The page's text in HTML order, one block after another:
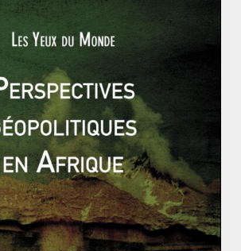
le corps électoral est réduit
néocalédoniens ». Cette
constituant le corolaire du
» en ce qu’elle transcende les origines
tous les Néocalédoniens
politique.
les dispositions nécessaires à une
laissant le choix du maintien
de Nouméa a posé les
d’une décolonisation démocratique,
et jetant un regard apaisé vers le
douter, il constitue un moment fort